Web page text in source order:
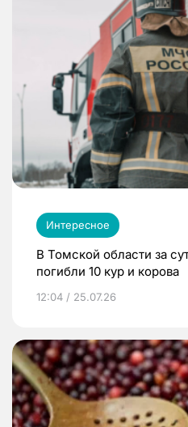
Интересное
В Томской области за
погибли 10 кур и корова
12:04 / 25.07.26